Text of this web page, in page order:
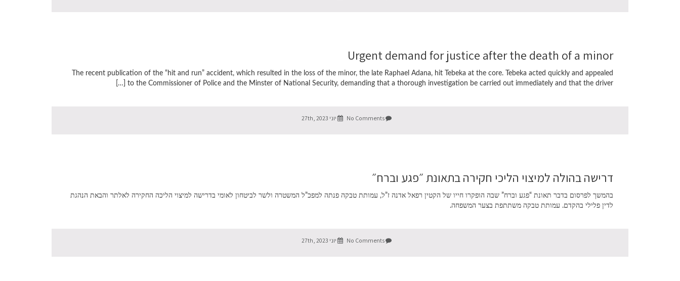
Urgent demand for justice after the death of a minor
The recent publication of the “hit and run” accident, which resulted in the loss of the minor, the late Raphael Adana, hit Tebeka at the core. Tebeka acted quickly and appealed
to the Commissioner of Police and the Minster of National Security, demanding that a thorough investigation be carried out immediately and that the driver […]
No Comments יוני 27th, 2023
דרישה בהולה למיצוי הליכי חקירה בתאונת ״פגע וברח״
בהמשך לפרסום בדבר תאונת “פגע וברח” שבה הופקרו חייו של הקטין רפאל אדנה ז”ל, עמותת טבקה פנתה למפכ”ל המשטרה ולשר לביטחון לאומי בדרישה למיצוי הליכה החקירה לאלתר והבאת הנהגת
לדין פלילי בהקדם. עמותת טבקה משתתפת בצער המשפחה.
No Comments יוני 27th, 2023